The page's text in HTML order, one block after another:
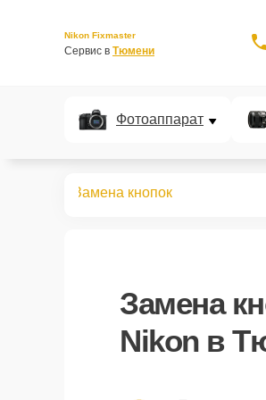
Nikon Fixmaster
Сервис в Тюмени
Фотоаппарат
Замена кнопок
Замена
Nikon в